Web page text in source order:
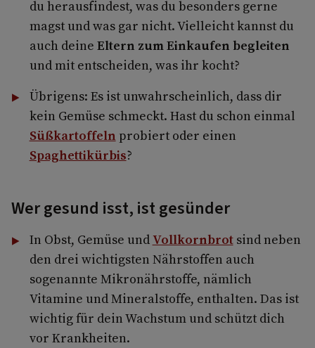
du herausfindest, was du besonders gerne
magst und was gar nicht. Vielleicht kannst du
auch deine Eltern zum Einkaufen begleiten
und mit­ entscheiden, was ihr kocht?
Übrigens: Es ist unwahrscheinlich, dass dir
kein Gemüse schmeckt. Hast du schon einmal
Süßkartoffeln probiert oder einen
Spaghettikürbis?
Wer gesund isst, ist gesünder
In Obst, Gemüse undVollkornbrotsind neben
den drei wichtigsten Nährstoffen auch
sogenannte Mikronährstoffe, nämlich
Vitamine und Mineralstoffe, enthalten. Das ist
wichtig für dein Wachstum und schützt dich
vor Krankheiten.